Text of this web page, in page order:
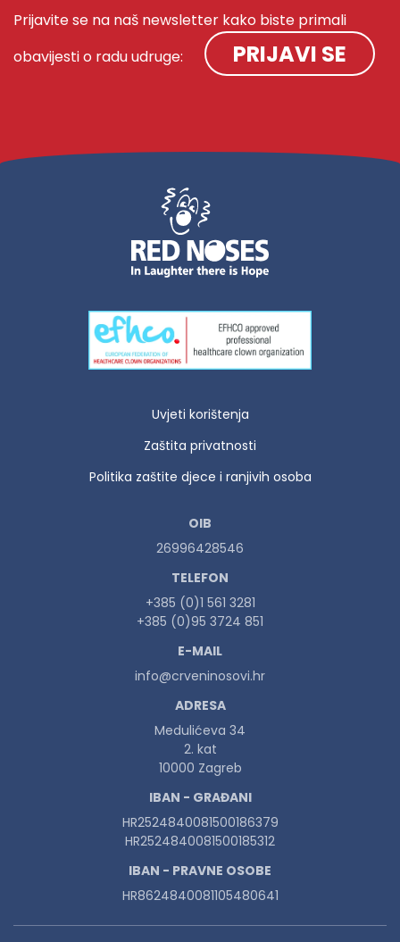
Prijavite se na naš newsletter kako biste primali
obavijesti o radu udruge:
PRIJAVI SE
Uvjeti korištenja
Zaštita privatnosti
Politika zaštite djece i ranjivih osoba
OIB
26996428546
TELEFON
+385 (0)1 561 3281
+385 (0)95 3724 851
E-MAIL
info@crveninosovi.hr
ADRESA
Medulićeva 34
2. kat
10000 Zagreb
IBAN - GRAĐANI
HR2524840081500186379
HR2524840081500185312
IBAN - PRAVNE OSOBE
HR8624840081105480641